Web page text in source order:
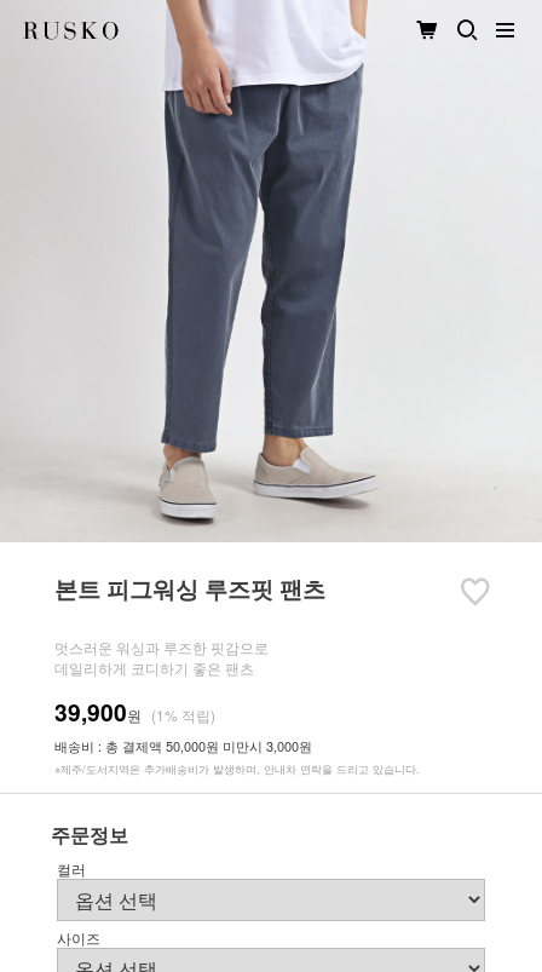
본트 피그워싱 루즈핏 팬츠
멋스러운 워싱과 루즈한 핏감으로
데일리하게 코디하기 좋은 팬츠
39,900원 (1% 적립)
배송비 : 총 결제액 50,000원 미만시 3,000원
※제주/도서지역은 추가배송비가 발생하며, 안내차 연락을 드리고 있습니다.
주문정보
컬러
사이즈